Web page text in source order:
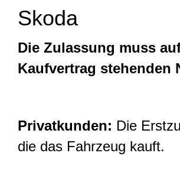
Skoda
Die Zulassung muss
Kaufvertrag stehenden
Privatkunden: Die
die das Fahrzeug kauft.